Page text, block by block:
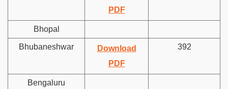
PDF
Bhopal
Bhubaneshwar
Download
PDF
392
Bengaluru